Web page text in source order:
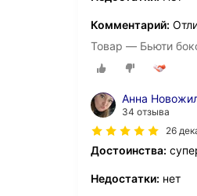
Комментарий:
Товар — Бьюти
Анна
34 отзыва
26
Достоинства:
Недостатки: нет